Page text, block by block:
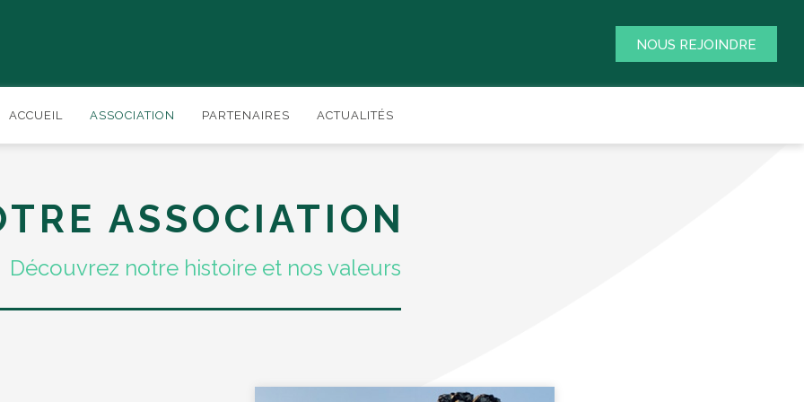
NOUS REJOINDRE
ACCUEIL ASSOCIATION PARTENAIRES ACTUALITÉS
ASSOCIATION
Découvrez notre histoire et nos valeurs